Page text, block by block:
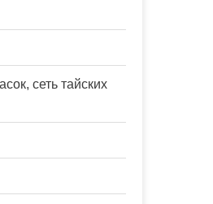
сеть тайских